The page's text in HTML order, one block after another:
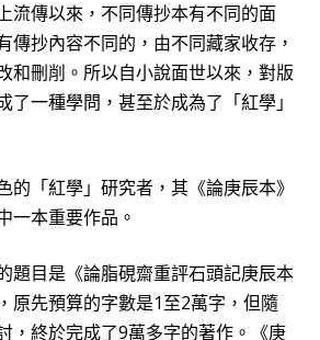
流傳以來，不同傳抄本有不同的面
傳抄內容不同的，由不同藏家收存，
和刪削。所以自小說面世以來，對版
了一種學問，甚至於成為了「紅學」
的「紅學」研究者，其《論庚辰本》
一本重要作品。
題目是《論脂硯齋重評石頭記庚辰本
原先預算的字數是1至2萬字，但隨
，終於完成了9萬多字的著作。《庚